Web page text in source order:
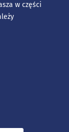
w części